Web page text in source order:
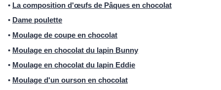
• La composition d'œufs de Pâques en chocolat
• Dame poulette
• Moulage de coupe en chocolat
• Moulage en chocolat du lapin Bunny
• Moulage en chocolat du lapin Eddie
• Moulage d'un ourson en chocolat